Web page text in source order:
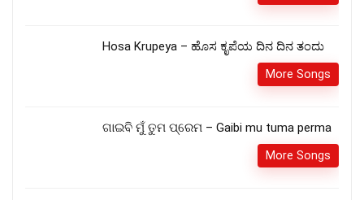
Hosa Krupeya – ಹೊಸ ಕೃಪೆಯ ದಿನ ದಿನ ತಂದು
More Songs
ଗାଇବି ମୁଁ ତୁମ ପ୍ରେମ – Gaibi mu tuma perma
More Songs